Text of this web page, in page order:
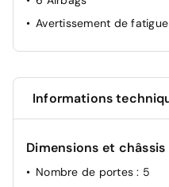
Avertissement de fatigue
Informations
Dimensions et châssis
Nombre de portes: 5